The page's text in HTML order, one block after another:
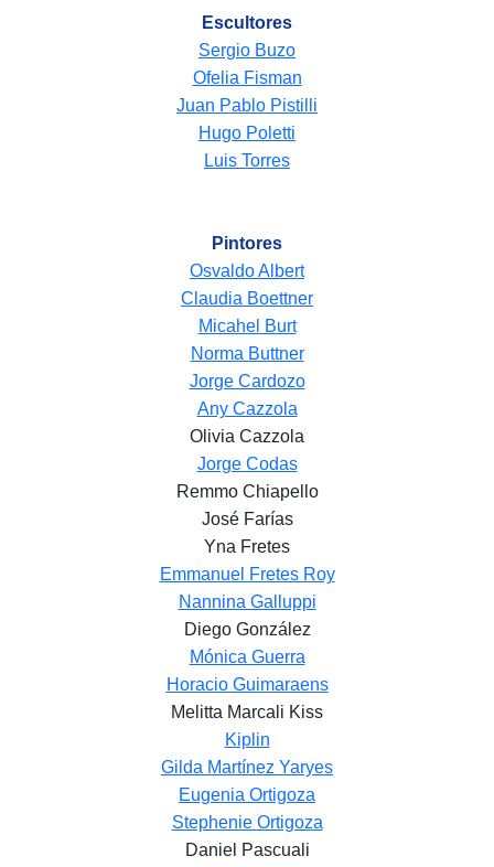
Escultores
Sergio Buzo
Ofelia Fisman
Juan Pablo Pistilli
Hugo Poletti
Luis Torres
Pintores
Osvaldo Albert
Claudia Boettner
Micahel Burt
Norma Buttner
Jorge Cardozo
Any Cazzola
Olivia Cazzola
Jorge Codas
Remmo Chiapello
José Farías
Yna Fretes
Emmanuel Fretes Roy
Nannina Galluppi
Diego González
Mónica Guerra
Horacio Guimaraens
Melitta Marcali Kiss
Kiplin
Gilda Martínez Yaryes
Eugenia Ortigoza
Stephenie Ortigoza
Daniel Pascuali